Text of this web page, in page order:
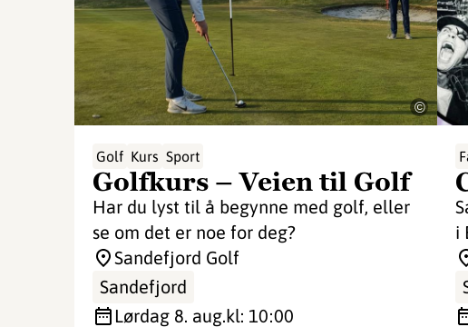
©
Golf Kurs Sport
Golfkurs – Veien til Golf
Har du lyst til å begynne med golf, eller
se om det er noe for deg?
Sandefjord Golf
Sandefjord
lørdag 8. aug.kl: 10:00
i